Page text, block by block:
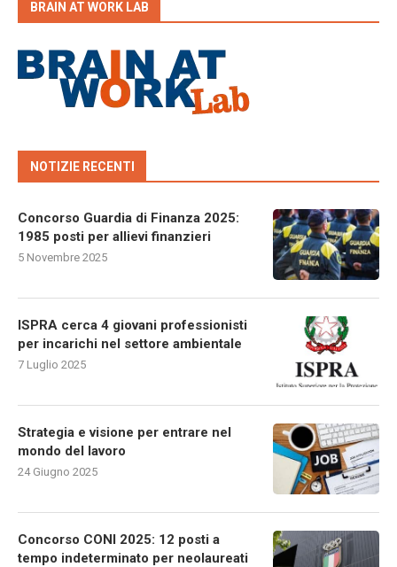
BRAIN AT WORK LAB
NOTIZIE RECENTI
Concorso Guardia di Finanza 2025:
1985 posti per allievi finanzieri
5 Novembre 2025
ISPRA cerca 4 giovani professionisti
per incarichi nel settore ambientale
7 Luglio 2025
Strategia e visione per entrare nel
mondo del lavoro
24 Giugno 2025
Concorso CONI 2025: 12 posti a
tempo indeterminato per neolaureati